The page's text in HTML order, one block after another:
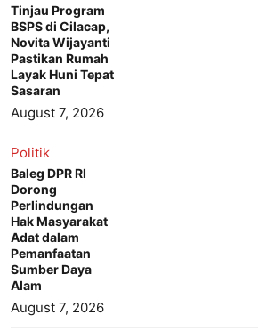
Tinjau Program
BSPS di Cilacap,
Novita Wijayanti
Pastikan Rumah
Layak Huni Tepat
Sasaran
August 7, 2026
Politik
Baleg DPR RI
Dorong
Perlindungan
Hak Masyarakat
Adat dalam
Pemanfaatan
Sumber Daya
Alam
August 7, 2026